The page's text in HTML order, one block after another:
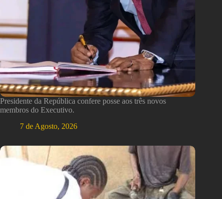
Presidente da República confere posse aos três novos
membros do Executivo.
7 de Agosto, 2026